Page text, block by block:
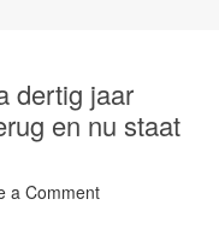
dertig jaar
en nu staat
a Comment